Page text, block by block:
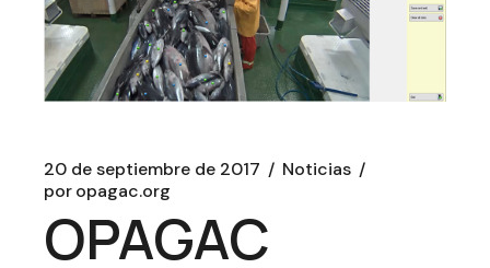
20 de septiembre de 2017
Noticias
poropagac.org
OPAGAC